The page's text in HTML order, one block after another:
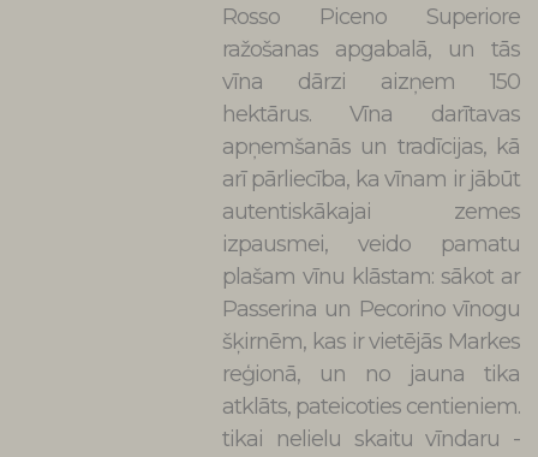
Rosso Piceno Superiore
ražošanas apgabalā, un tās
vīna dārzi aizņem 150
hektārus. Vīna darītavas
apņemšanās un tradīcijas, kā
arī pārliecība, ka vīnam ir jābūt
autentiskākajai zemes
izpausmei, veido pamatu
plašam vīnu klāstam: sākot ar
Passerina un Pecorino vīnogu
šķirnēm, kas ir vietējās Markes
reģionā, un no jauna tika
atklāts, pateicoties centieniem.
tikai nelielu skaitu vīndaru -